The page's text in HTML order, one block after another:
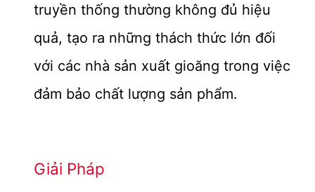
truyền thống thường không đủ hiệu
quả, tạo ra những thách thức lớn đối
với các nhà sản xuất gioăng trong việc
đảm bảo chất lượng sản phẩm.
Giải Pháp